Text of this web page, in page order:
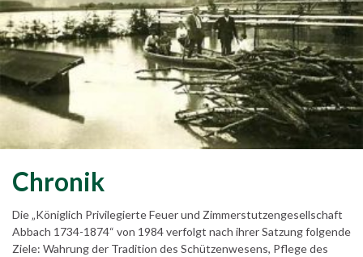
Chronik
Die „Königlich Privilegierte Feuer und Zimmerstutzengesellschaft
Abbach 1734-1874“ von 1984 verfolgt nach ihrer Satzung folgende
Ziele: Wahrung der Tradition des Schützenwesens, Pflege des